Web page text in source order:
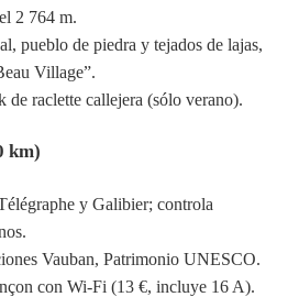
2 764 m.
pueblo de piedra y tejados de lajas,
Village”.
de raclette callejera (sólo verano).
km)
y Galibier; controla
Vauban, Patrimonio UNESCO.
con Wi-Fi (13 €, incluye 16 A).